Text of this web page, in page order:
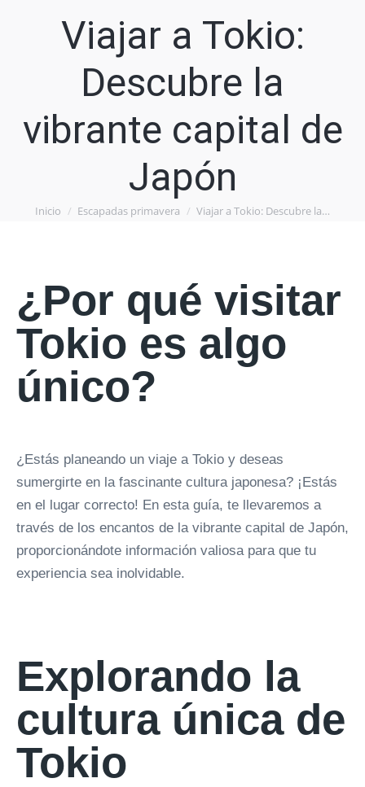
Viajar a Tokio:
Descubre la
vibrante capital de
Japón
Estás aquí:
Inicio Escapadas primavera Viajar a Tokio: Descubre la…
¿Por qué visitar
Tokio es algo
único?
¿Estás planeando un viaje a Tokio y deseas
sumergirte en la fascinante cultura japonesa? ¡Estás
en el lugar correcto! En esta guía, te llevaremos a
través de los encantos de la vibrante capital de Japón,
proporcionándote información valiosa para que tu
experiencia sea inolvidable.
Explorando la
cultura única de
Tokio